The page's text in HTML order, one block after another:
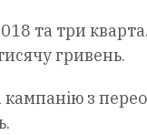
та три
гривень.
з